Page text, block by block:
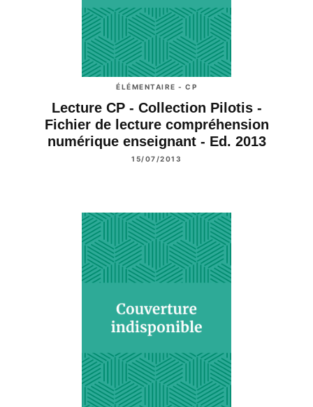
ÉLÉMENTAIRE - CP
Lecture CP - Collection Pilotis -
Fichier de lecture compréhension
numérique enseignant - Ed. 2013
15/07/2013